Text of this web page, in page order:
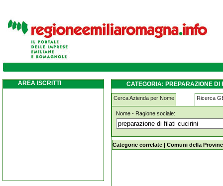
preparazione-di-filati-cucirini pecorara
AREA ISCRITTI CATEGORIA: PREPARAZIONE
Cerca Azienda per Nome Ricerca
Nome - Ragione sociale:
preparazione-di-filati-cucirini
Categorie correlate | Comuni della